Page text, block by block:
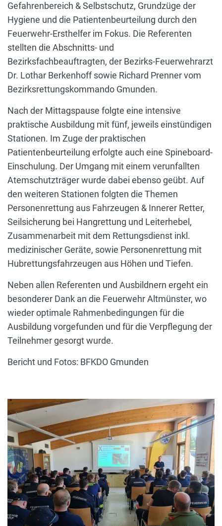
Gefahrenbereich & Selbstschutz, Grundzüge der
Hygiene und die Patientenbeurteilung durch den
Feuerwehr-Ersthelfer im Fokus. Die Referenten
stellten die Abschnitts- und
Bezirksfachbeauftragten, der Bezirks-Feuerwehrarzt
Dr. Lothar Berkenhoff sowie Richard Prenner vom
Bezirksrettungskommando Gmunden.
Nach der Mittagspause folgte eine intensive
praktische Ausbildung mit fünf, jeweils einstündigen
Stationen. Im Zuge der praktischen
Patientenbeurteilung erfolgte auch eine Spineboard-
Einschulung. Der Umgang mit einem verunfallten
Atemschutzträger wurde dabei ebenso geübt. Auf
den weiteren Stationen folgten die Themen
Personenrettung aus Fahrzeugen & Innerer Retter,
Seilsicherung bei Hangrettung und Leiterhebel,
Zusammenarbeit mit dem Rettungsdienst inkl.
medizinischer Geräte, sowie Personenrettung mit
Hubrettungsfahrzeugen aus Höhen und Tiefen.
Neben allen Referenten und Ausbildnern ergeht ein
besonderer Dank an die Feuerwehr Altmünster, wo
wieder optimale Rahmenbedingungen für die
Ausbildung vorgefunden und für die Verpflegung der
Teilnehmer gesorgt wurde.
Bericht und Fotos: BFKDO Gmunden